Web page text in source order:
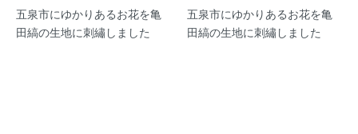
五泉市にゆかりあるお花を亀
田縞の生地に刺繡しました
五泉市にゆかりあるお花を亀
田縞の生地に刺繡しました